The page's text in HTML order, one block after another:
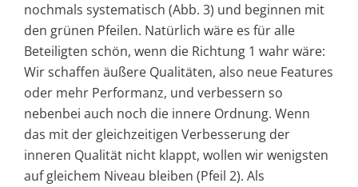
nochmals systematisch (Abb. 3) und beginnen mit
den grünen Pfeilen. Natürlich wäre es für alle
Beteiligten schön, wenn die Richtung 1 wahr wäre:
Wir schaffen äußere Qualitäten, also neue Features
oder mehr Performanz, und verbessern so
nebenbei auch noch die innere Ordnung. Wenn
das mit der gleichzeitigen Verbesserung der
inneren Qualität nicht klappt, wollen wir wenigsten
auf gleichem Niveau bleiben (Pfeil 2). Als